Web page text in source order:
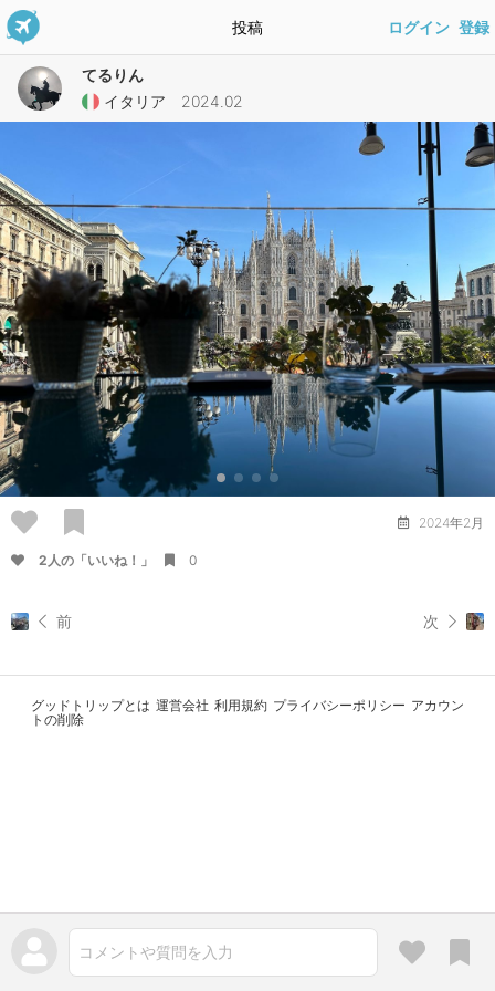
投稿 ログイン 登録
てるりん
イタリア 2024.02
2024年2月
2人の「いいね！」 0
前 次
コメントや質問を入力
グッドトリップとは 運営会社 利用規約 プライバシーポリシー アカウン
トの削除